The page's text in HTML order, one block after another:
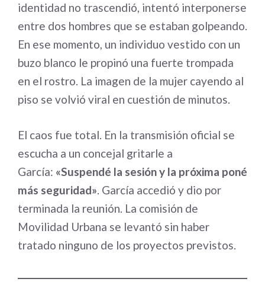
identidad no trascendió, intentó interponerse
entre dos hombres que se estaban golpeando.
En ese momento, un individuo vestido con un
buzo blanco le propinó una fuerte trompada
en el rostro. La imagen de la mujer cayendo al
piso se volvió viral en cuestión de minutos.
El caos fue total. En la transmisión oficial se
escucha a un concejal gritarle a
García: «Suspendé la sesión y la próxima poné
más seguridad» . García accedió y dio por
terminada la reunión. La comisión de
Movilidad Urbana se levantó sin haber
tratado ninguno de los proyectos previstos.